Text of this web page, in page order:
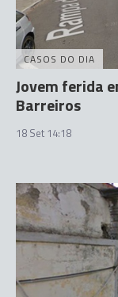
CASOS DO DIA
Jovem ferida
Barreiros
18 Set 14:18